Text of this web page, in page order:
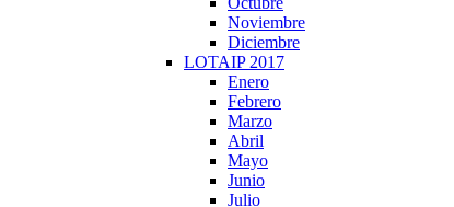
Noviembre
Diciembre
LOTAIP 2017
Enero
Febrero
Marzo
Abril
Mayo
Junio
Julio